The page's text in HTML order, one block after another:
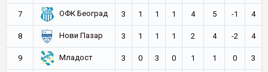
7 ОФК Београд 3 1 1 1 4 5 -1 4
8 Нови Пазар 3 1 1 1 2 4 -2 4
9 Младост 3 0 3 0 1 1 0 3